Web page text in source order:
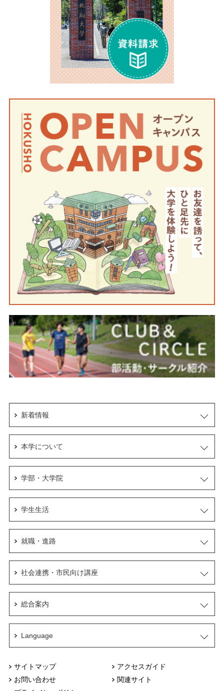
サイトマップ
アクセスガイド
お問い合わせ
関連サイト
新着情報
本学について
学部・大学院
学生生活
就職・進路
社会連携・市民向け講座
総合案内
Language